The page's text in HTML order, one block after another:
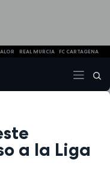
REAL MURCIA FC CARTAGENA
a la Liga